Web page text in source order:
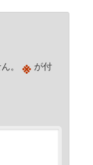
。 ※ が付